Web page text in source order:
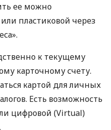
ее можно
пластиковой через
к текущему
карточному счету.
картой для личных
Есть возможность
цифровой (Virtual)